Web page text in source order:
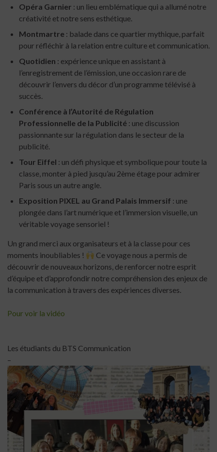
Opéra Garnier : un lieu emblématique qui a allumé notre
créativité et notre sens esthétique.
Montmartre : balade dans ce quartier mythique, parfait
pour réfléchir à la relation entre culture et communication.
Quotidien : expérience unique en assistant à
l’enregistrement de l’émission, une occasion rare de
découvrir l’envers du décor d’un programme télévisé à
succès.
Conférence à l’Autorité de Régulation
Professionnelle de la Publicité : une discussion
passionnante sur la régulation dans le secteur de la
publicité.
Tour Eiffel : un défi physique et symbolique pour toute la
classe, monter à pied jusqu’au 2ème étage pour admirer
Paris sous un autre angle.
Exposition PIXEL au Grand Palais Immersif : une
plongée dans l’art numérique et l’immersion visuelle, un
véritable voyage sensoriel !
Un grand merci aux organisateurs et à la classe pour ces
moments inoubliables !
Ce voyage nous a permis de
découvrir de nouveaux horizons, de renforcer notre esprit
d’équipe et d’approfondir notre compréhension des enjeux de
la communication à travers des expériences diverses.
Pour voir la vidéo
Les étudiants du BTS Communication
–